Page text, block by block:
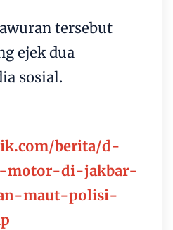
tersebut
ejek dua
sosial.
berita/d-
motor-di-jakbar-
maut-polisi-